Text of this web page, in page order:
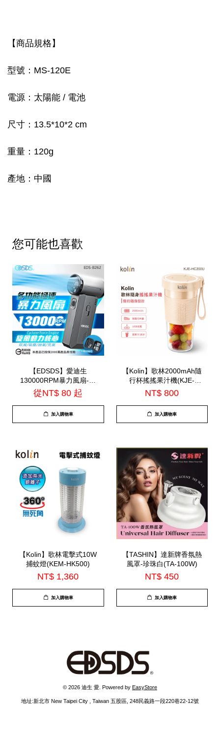
【商品規格】
型號：MS-120E
電源：太陽能 / 電池
尺寸：13.5*10*2 cm
重量：120g
產地：中國
您可能也喜歡
【EDSDS】愛迪生
130000RPM暴力風扇-附
贈收納包(EDS-
B262)=TS-B2016
從NT$ 80 起
加入購物車
【Kolin】歌林2000mAh隨
行杯搖搖果汁機(KJE-
HC200U)
NT$ 800
加入購物車
【Kolin】歌林電擊式10W
捕蚊燈(KEM-HK500)
NT$ 1,360
加入購物車
【TASHIN】達新牌香氛熱
風罩-珍珠白(TA-100W)
NT$ 450
加入購物車
© 2026 迪生 愛. Powered by EasyStore
地址:新北市 New Taipei City , Taiwan 五股區, 248民義路一段220巷22-12號